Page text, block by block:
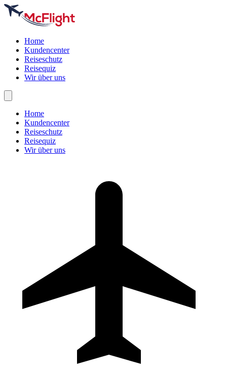
Home
Kundencenter
Reiseschutz
Reisequiz
Wir über uns
Home
Kundencenter
Reiseschutz
Reisequiz
Wir über uns